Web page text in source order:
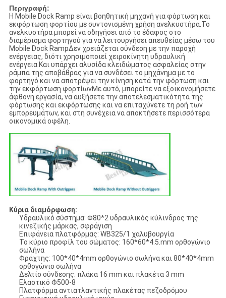
Περιγραφή:
Η Mobile Dock Ramp είναι βοηθητική μηχανή για φόρτωση και
εκφόρτωση φορτίου με συντονισμένη χρήση ανελκυστήρα.Το
ανελκυστήρα μπορεί να οδηγήσει από το έδαφος στο
διαμέρισμα φορτηγού για να λειτουργήσει απευθείας μέσω του
Mobile Dock RampΔεν χρειάζεται σύνδεση με την παροχή
ενέργειας, διότι χρησιμοποιεί χειροκίνητη υδραυλική
ενέργεια.Και υπάρχει αλυσίδα κλειδώματος ασφαλείας στην
ράμπα της αποβάθρας για να συνδέσει το μηχάνημα με το
φορτηγό και να αποτρέψει την κίνηση κατά την φόρτωση και
την εκφόρτωση φορτίωνΜε αυτό, μπορείτε να εξοικονομήσετε
άφθονη εργασία, να αυξήσετε την αποτελεσματικότητα της
φόρτωσης και εκφόρτωσης και να επιταχύνετε τη ροή των
εμπορευμάτων, και στη συνέχεια να αποκτήσετε περισσότερα
οικονομικά οφέλη.
Κύρια διαμόρφωση:
Υδραυλικό σύστημα: Φ80*2 υδραυλικός κύλινδρος της
κινεζικής μάρκας, σφράγιση
Επιφάνεια πλατφόρμας: WB325/1 χαλυβουργία
Το κύριο προφίλ του σώματος: 160*60*4.5.mm ορθογώνιο
σωλήνα
Φράχτης: 100*40*4mm ορθογώνιο σωλήνα και 80*40*4mm
ορθογώνιο σωλήνα
Δελτίο σύνδεσης: πλάκα 16 mm και πλακέτα 3 mm
Ελαστικό Φ500-8
Πλατφόρμα αντιατλαντικής πλακέτας πεζοδρόμου